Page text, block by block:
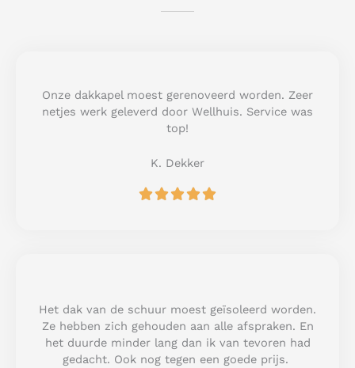
Onze dakkapel moest gerenoveerd worden. Zeer
netjes werk geleverd door Wellhuis. Service was
top!
K. Dekker
R
u
t
o
f
Het dak van de schuur moest geïsoleerd worden.
Ze hebben zich gehouden aan alle afspraken. En
het duurde minder lang dan ik van tevoren had
gedacht. Ook nog tegen een goede prijs.